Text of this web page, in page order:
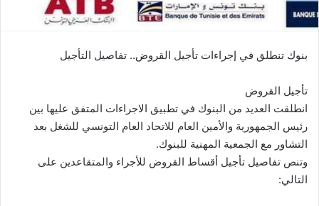
بنوك تنطلق في إجراءات تأجيل القروض.. تفاصيل التأجيل
تأجيل القروض
انطلقت العديد من البنوك في تطبيق الاجراءات المتفق عليها بين
رئيس الجمهورية والأمين العام للاتحاد العام التونسي للشغل بعد
التشاور مع الجمعية المهنية للبنوك.
وتنص تفاصيل تأجيل أقساط القروض للأجراء والمتقاعدين على
التالي: